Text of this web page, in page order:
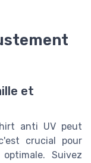
et
anti UV peut
crucial pour
Suivez